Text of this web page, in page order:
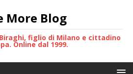
More Blog
figlio di Milano e cittadino
Online dal 1999.